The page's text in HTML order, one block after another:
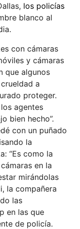
los policías
blanco al
con cámaras
y cámaras
que algunos
a
proteger.
agentes
bien hecho”.
con un puñado
la
“Es como la
en la
mirándolas
la compañera
las
en las que
de policía.